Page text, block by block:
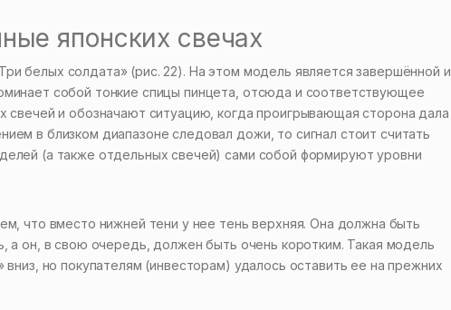
японских свечах
белых солдата» (рис. 22). На этом модель является завершённой и
собой тонкие спицы пинцета, отсюда и соответствующее
свечей и обозначают ситуацию, когда проигрывающая сторона дала
в близком диапазоне следовал дожи, то сигнал стоит считать
(а также отдельных свечей) сами собой формируют уровни
что вместо нижней тени у нее тень верхняя. Она должна быть
а он, в свою очередь, должен быть очень коротким. Такая модель
но покупателям (инвесторам) удалось оставить ее на прежних